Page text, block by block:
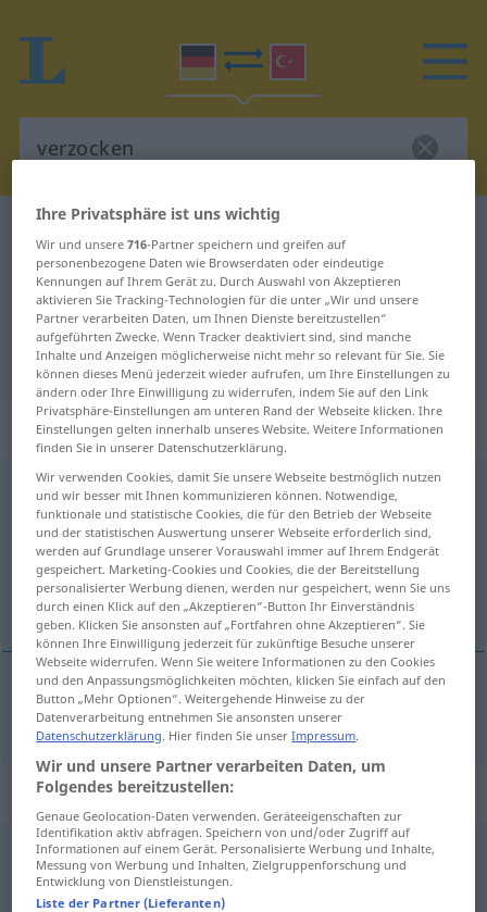
Deutsch-Türkisch Wörterbuch
Deutsch-Türkisch Übersetzung für
"verzocken"
"verzocken" Türkisch Übersetzung
„verzocken“: transitives Verb
verzockenv/t <ohne-ge-;h.>
Übersicht aller Übersetzungen
(Für mehr Details die Übersetzung anklicken/antippen)
kumarda kaybetmek
(kumarda)kaybetmek verzockenMillionen
Synonyme für "verzocken"
verpulvern (ugs.),verschleudern (ugs.),verschwenden
(Hauptform),vergeuden,verprassen
Ihre Privatsphäre ist uns wichtig
Wir und unsere716-Partner speichern und greifen auf
personenbezogene Daten wie Browserdaten oder eindeutige
Kennungen auf Ihrem Gerät zu. Durch Auswahl von Akzeptieren
aktivieren Sie Tracking-Technologien für die unter „Wir und unsere
Partner verarbeiten Daten, um Ihnen Dienste bereitzustellen“
aufgeführten Zwecke. Wenn Tracker deaktiviert sind, sind manche
Inhalte und Anzeigen möglicherweise nicht mehr so relevant für Sie. Sie
können dieses Menü jederzeit wieder aufrufen, um Ihre Einstellungen zu
ändern oder Ihre Einwilligung zu widerrufen, indem Sie auf den Link
Privatsphäre-Einstellungen am unteren Rand der Webseite klicken. Ihre
Einstellungen gelten innerhalb unseres Website. Weitere Informationen
finden Sie in unserer Datenschutzerklärung.
Wir verwenden Cookies, damit Sie unsere Webseite bestmöglich nutzen
und wir besser mit Ihnen kommunizieren können. Notwendige,
funktionale und statistische Cookies, die für den Betrieb der Webseite
und der statistischen Auswertung unserer Webseite erforderlich sind,
werden auf Grundlage unserer Vorauswahl immer auf Ihrem Endgerät
gespeichert. Marketing-Cookies und Cookies, die der Bereitstellung
personalisierter Werbung dienen, werden nur gespeichert, wenn Sie uns
durch einen Klick auf den „Akzeptieren“-Button Ihr Einverständnis
geben. Klicken Sie ansonsten auf „Fortfahren ohne Akzeptieren“. Sie
können Ihre Einwilligung jederzeit für zukünftige Besuche unserer
Webseite widerrufen. Wenn Sie weitere Informationen zu den Cookies
und den Anpassungsmöglichkeiten möchten, klicken Sie einfach auf den
Button „Mehr Optionen“. Weitergehende Hinweise zu der
Datenverarbeitung entnehmen Sie ansonsten unserer
Datenschutzerklärung. Hier finden Sie unserImpressum.
Wir und unsere Partner verarbeiten Daten, um
Folgendes bereitzustellen:
Genaue Geolocation-Daten verwenden. Geräteeigenschaften zur
Identifikation aktiv abfragen. Speichern von und/oder Zugriff auf
Informationen auf einem Gerät. Personalisierte Werbung und Inhalte,
Messung von Werbung und Inhalten, Zielgruppenforschung und
Entwicklung von Dienstleistungen.
Liste der Partner (Lieferanten)